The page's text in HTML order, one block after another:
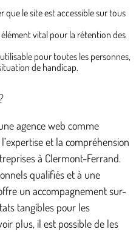
que le site est accessible sur tous
élément vital pour la rétention des
pour toutes les personnes,
de handicap.
agence web comme
et la compréhension
à Clermont-Ferrand.
qualifiés et à une
un accompagnement sur-
tangibles pour les
plus, il est possible de les